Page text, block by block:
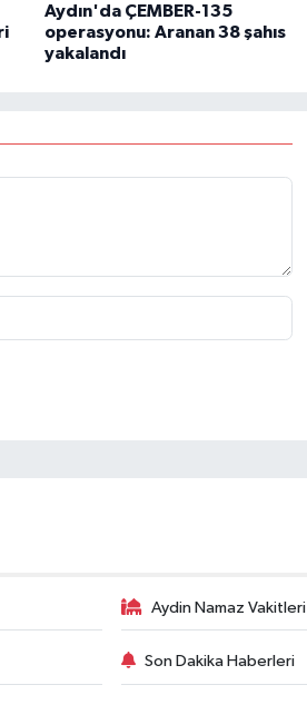
Aydın'da ÇEMBER-135
operasyonu: Aranan 38 şahıs
yakalandı
Aydin Namaz Vakitleri
Son Dakika Haberleri